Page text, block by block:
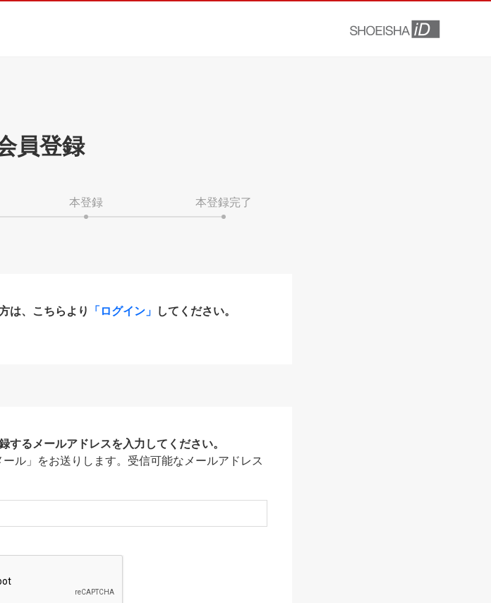
員登録
本登録 本登録完了
は、こちらより 「ログイン」 してください。
るメールアドレスを入力してください。
ル」をお送りします。受信可能なメールアドレス